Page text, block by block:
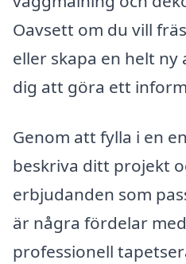
Oavsett om du vill
eller skapa en helt ny
dig att göra ett
Genom att fylla i en
beskriva ditt projekt
erbjudanden som
är några fördelar
professionell